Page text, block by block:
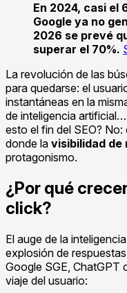
En 2024, casi el
Google ya no
2026 se prevé
superar el 70%.
La revolución de las
para quedarse: el
instantáneas en la
de inteligencia
esto el fin del SEO?
donde la visibilidad de
protagonismo.
¿Por qué
click?
El auge de la
explosión de
Google SGE, ChatGPT
viaje del usuario: